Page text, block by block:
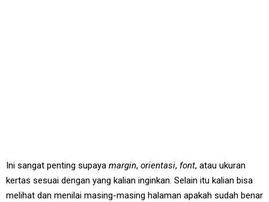
Ini sangat penting supaya margin, orientasi, font, atau ukuran
kertas sesuai dengan yang kalian inginkan. Selain itu kalian bisa
melihat dan menilai masing-masing halaman apakah sudah benar